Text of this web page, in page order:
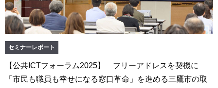
セミナーレポート
【公共ICTフォーラム2025】 フリーアドレスを契機に
「市民も職員も幸せになる窓口革命」を進める三鷹市の取